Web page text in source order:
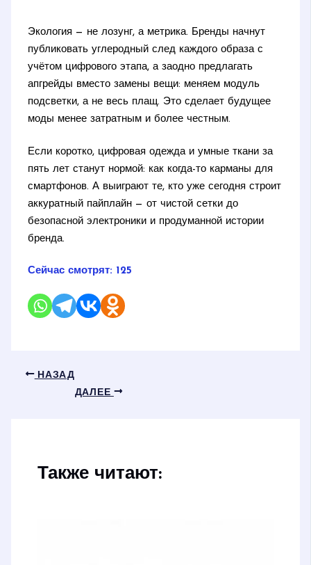
Экология — не лозунг, а метрика. Бренды начнут
публиковать углеродный след каждого образа с
учётом цифрового этапа, а заодно предлагать
апгрейды вместо замены вещи: меняем модуль
подсветки, а не весь плащ. Это сделает будущее
моды менее затратным и более честным.
Если коротко, цифровая одежда и умные ткани за
пять лет станут нормой: как когда-то карманы для
смартфонов. А выиграют те, кто уже сегодня строит
аккуратный пайплайн — от чистой сетки до
безопасной электроники и продуманной истории
бренда.
Сейчас смотрят: 125
НАЗАД
ДАЛЕЕ
Также читают: